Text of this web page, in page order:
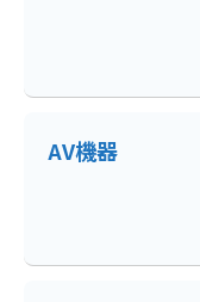
AV機器